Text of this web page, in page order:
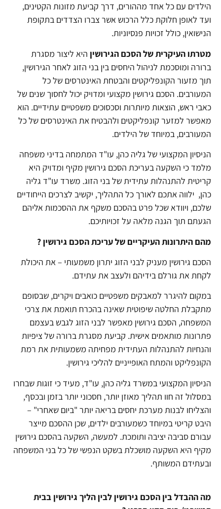
הילדים עם כל אחד מההורים, דרך קביעת מזונות הקטינים,
ועד לאופן חלוקת כלל הרכוש אשר צברו הצדדים בתקופת
הנישואין, כולל זכויות פנסיוניות.
מטרתו העיקרית של הסכם הגירושין היא ליצור מסגרת
ברורה ומוסכמת לניהול היחסים בין בני הזוג לאחר הגירושין,
תוך מזעור הקונפליקטים והבטחת האינטרסים של כל
המעורבים. הסכם גירושין מקצועי ומדויק יכול לחסוך שנים של
כאבי ראש, הוצאות מיותרות וסכסוכים משפטיים עתידיים. הוא
מאפשר למזער קונפליקטים ולהבטיח את האינטרסים של כל
המעורבים, במיוחד של הילדים.
הניסיון המקצועי של גליה כהן, עו"ד המתמחה בדיני משפחה
מלמד כי השקעה בעריכת הסכם גירושין מקיף ומדויק היא
קריטית להתנהלות עתידית של בני הזוג. משרד עו"ד גליה
כהן, ילווה אתכם לאורך כל התהליך, יקשיב לצרכים הייחודיים
שלכם, ויוודא שכל פרט בהסכם משקף את ההסכמות אליהם
הגעתם תוך הגנה מלאה על זכויותיכם.
מהם היתרונות העיקריים של עריכת הסכם גירושין ?
הסכם גירושין מעניק לבני הזוג יתרון משמעותי – את היכולת
לקחת את גורלם בידיהם ולעצב את עתידם.
במקום להיגרר למאבקים משפטיים כואבים ויקרים, שבסופם
מתקבלת החלטה שיפוטית שאינה בהכרח תואמת את צרכי
המשפחה, הסכם גירושין מאפשר לבני הזוג לגבש בעצמם
פתרונות מותאמים אישית. קביעת מסגרת ברורה של ציפיות
והנחיות להתנהלות העתידית מפחיתה משמעותית את רמת
הקונפליקט והמתח האופייניים להליכי גירושין.
הניסיון המקצועי במשרד גליה כהן, עו"ד, מעיד כי זוגות שבחרו
במסלול זה חוו תהליך מאוזן יותר, חסכוני יותר בזמן ובכסף,
והצליחו לבנות מערכת יחסים בריאה יותר "ביום שאחרי" –
היבט קריטי במיוחד כשמעורבים ילדים, שכן ההסכם מייצר
עבורם סביבה יציבה ותומכת. למעשה, השקעה בהסכם גירושין
מקיף היא השקעה מושכלת בשקט הנפשי של כל בני המשפחה
ובעתידם המשותף.
מה ההבדל בין הסכם גירושין לבין הליך גירושין בבית